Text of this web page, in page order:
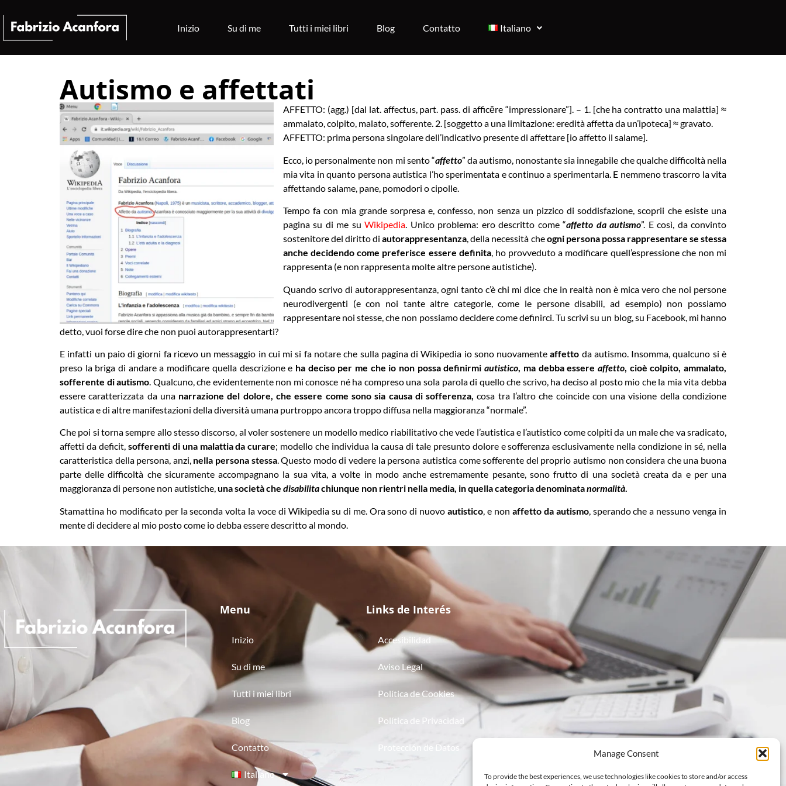
Manage Consent
To provide the best experiences, we use technologies like cookies to store and/or access
Inizio Su di me Tutti i miei libri Blog Contatto Italiano
Autismo e affettati
AFFETTO: (agg.) [dal lat. affectus, part. pass. di afficĕre “impressionare”]. – 1. [che ha contratto una malattia] ≈
ammalato, colpito, malato, sofferente. 2. [soggetto a una limitazione: eredità affetta da un’ipoteca] ≈ gravato.
AFFETTO: prima persona singolare dell’indicativo presente di affettare [io affetto il salame].
Ecco, io personalmente non mi sento “affetto” da autismo, nonostante sia innegabile che qualche difficoltà nella
mia vita in quanto persona autistica l’ho sperimentata e continuo a sperimentarla. E nemmeno trascorro la vita
affettando salame, pane, pomodori o cipolle.
Tempo fa con mia grande sorpresa e, confesso, non senza un pizzico di soddisfazione, scoprii che esiste una
pagina su di me suWikipedia. Unico problema: ero descritto come “affetto da autismo”. E così, da convinto
sostenitore del diritto diautorappresentanza, della necessità cheogni persona possa rappresentare se stessa
anche decidendo come preferisce essere definita, ho provveduto a modificare quell’espressione che non mi
rappresenta (e non rappresenta molte altre persone autistiche).
Quando scrivo di autorappresentanza, ogni tanto c’è chi mi dice che in realtà non è mica vero che noi persone
neurodivergenti (e con noi tante altre categorie, come le persone disabili, ad esempio) non possiamo
rappresentare noi stesse, che non possiamo decidere come definirci. Tu scrivi su un blog, su Facebook, mi hanno
detto, vuoi forse dire che non puoi autorappresentarti?
E infatti un paio di giorni fa ricevo un messaggio in cui mi si fa notare che sulla pagina di Wikipedia io sono nuovamenteaffetto da autismo. Insomma, qualcuno si è
preso la briga di andare a modificare quella descrizione e ha deciso per me che io non possa definirmiautistico, ma debba essere affetto, cioè colpito, ammalato,
sofferente di autismo. Qualcuno, che evidentemente non mi conosce né ha compreso una sola parola di quello che scrivo, ha deciso al posto mio che la mia vita debba
essere caratterizzata da una narrazione del dolore, che essere come sono sia causa di sofferenza, cosa tra l’altro che coincide con una visione della condizione
autistica e di altre manifestazioni della diversità umana purtroppo ancora troppo diffusa nella maggioranza “normale”.
Che poi si torna sempre allo stesso discorso, al voler sostenere un modello medico riabilitativo che vede l’autistica e l’autistico come colpiti da un male che va sradicato,
affetti da deficit, sofferenti di una malattia da curare; modello che individua la causa di tale presunto dolore e sofferenza esclusivamente nella condizione in sé, nella
caratteristica della persona, anzi, nella persona stessa. Questo modo di vedere la persona autistica come sofferente del proprio autismo non considera che una buona
parte delle difficoltà che sicuramente accompagnano la sua vita, a volte in modo anche estremamente pesante, sono frutto di una società creata da e per una
maggioranza di persone non autistiche,una società che disabilitachiunque non rientri nella media, in quella categoria denominatanormalità.
Stamattina ho modificato per la seconda volta la voce di Wikipedia su di me. Ora sono di nuovoautistico, e non affetto da autismo, sperando che a nessuno venga in
mente di decidere al mio posto come io debba essere descritto al mondo.
Menu
Inizio
Su di me
Tutti i miei libri
Blog
Contatto
Italiano
Links de Interés
Accesibilidad
Aviso Legal
Política de Cookies
Política de Privacidad
Protección de Datos